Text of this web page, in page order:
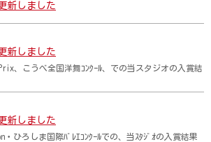
新しました
新しました
Prix、こうべ全国洋舞ｺﾝｸｰﾙ、での当スタジオの入賞結
新しました
ひろしま国際ﾊﾞﾚｴｺﾝｸｰﾙでの、当ｽﾀｼﾞｵの入賞結果